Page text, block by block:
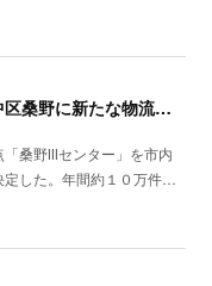
【物 流】ミスターサービス 岡山市中区桑野に新たな物流拠点を増設
「桑野Ⅲセンター」を市内
定した。年間約１０万件…